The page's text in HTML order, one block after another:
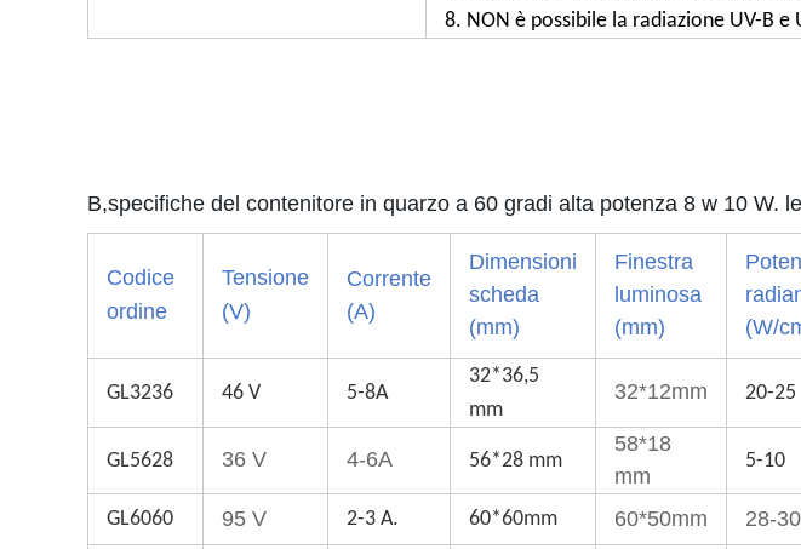
8. NON è possibile la radiazione UV-B e
B,specifiche del contenitore in quarzo a 60 gradi alta potenza 8 w 10 W.
Codice
ordine
Tensione
(V)
Corrente
(A)
Dimensioni
scheda
(mm)
Finestra
luminosa
(mm)
(W/
GL3236 46 V 5-8A
32*36,5
mm
32*12mm 20-25
GL5628 36 V 4-6A 56*28 mm
58*18
mm
5-10
GL6060 95 V 2-3 A. 60*60mm 60*50mm 28-30